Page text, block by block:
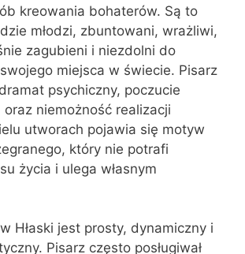
kreowania bohaterów. Są to
młodzi, zbuntowani, wrażliwi,
zagubieni i niezdolni do
miejsca w świecie. Pisarz
psychiczny, poczucie
niemożność realizacji
utworach pojawia się motyw
który nie potrafi
życia i ulega własnym
Hłaski jest prosty, dynamiczny i
Pisarz często posługiwał